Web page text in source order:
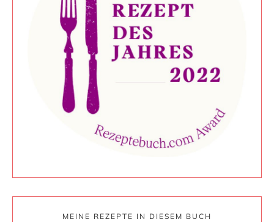
MEINE REZEPTE IN DIESEM BUCH